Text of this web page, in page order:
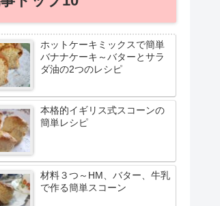
ホットケーキミックスで簡単
バナナケーキ～バターとサラ
ダ油の2つのレシピ
本格的イギリス式スコーンの
簡単レシピ
材料３つ～HM、バター、牛乳
で作る簡単スコーン